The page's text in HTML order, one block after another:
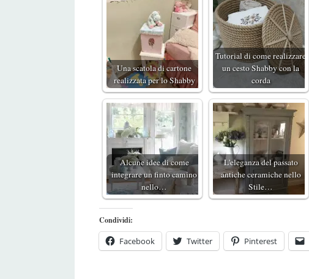
Una scatola di cartone
realizzata per lo Shabby
Tutorial di come realizzare
un cesto Shabby con la
corda
Alcune idee di come
integrare un finto camino
nello…
L'eleganza del passato
antiche ceramiche nello
Stile…
Condividi:
Facebook Twitter Pinterest